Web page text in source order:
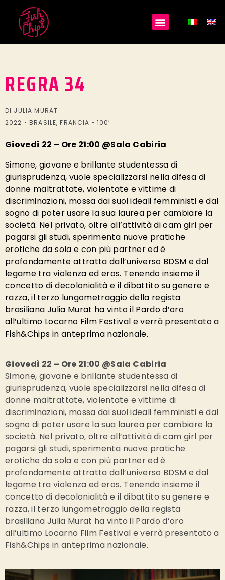
REGRA 34
DI JULIA MURAT
2022 • BRASILE, FRANCIA • 100′
Giovedì 22 – Ore 21:00 @Sala Cabiria
Simone, giovane e brillante studentessa di
giurisprudenza, vuole specializzarsi nella difesa di
donne maltrattate, violentate e vittime di
discriminazioni, mossa dai suoi ideali femministi e dal
sogno di poter usare la sua laurea per cambiare la
società. Nel privato, oltre all’attività di cam girl per
pagarsi gli studi, sperimenta nuove pratiche
erotiche da sola e con più partner ed è
profondamente attratta dall’universo BDSM e dal
legame tra violenza ed eros. Tenendo insieme il
concetto di decolonialità e il dibattito su genere e
razza, il terzo lungometraggio della regista
brasiliana Julia Murat ha vinto il Pardo d’oro
all’ultimo Locarno Film Festival e verrà presentato a
Fish&Chips in anteprima nazionale.
Giovedì 22 – Ore 21:00 @Sala Cabiria
Simone, giovane e brillante studentessa di
giurisprudenza, vuole specializzarsi nella difesa di
donne maltrattate, violentate e vittime di
discriminazioni, mossa dai suoi ideali femministi e dal
sogno di poter usare la sua laurea per cambiare la
società. Nel privato, oltre all’attività di cam girl per
pagarsi gli studi, sperimenta nuove pratiche
erotiche da sola e con più partner ed è
profondamente attratta dall’universo BDSM e dal
legame tra violenza ed eros. Tenendo insieme il
concetto di decolonialità e il dibattito su genere e
razza, il terzo lungometraggio della regista
brasiliana Julia Murat ha vinto il Pardo d’oro
all’ultimo Locarno Film Festival e verrà presentato a
Fish&Chips in anteprima nazionale.